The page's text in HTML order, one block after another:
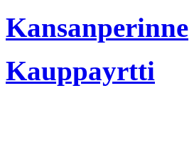
Kansanperinne
Kauppayrtti